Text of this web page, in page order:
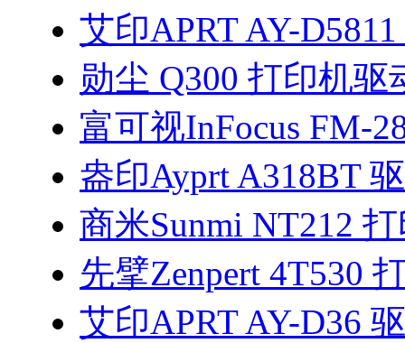
艾印APRT AY-
勋尘 Q300 打印机驱
富可视InFocus FM-
盎印Ayprt A318BT
商米Sunmi NT212
先擘Zenpert 4T530
艾印APRT AY-D36